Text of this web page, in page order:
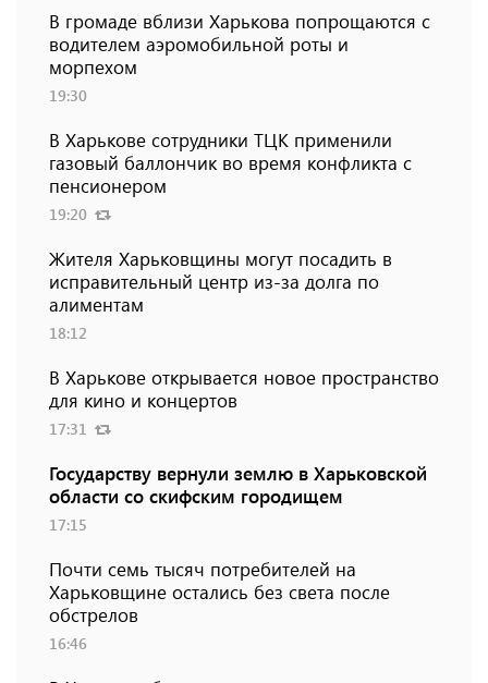
В громаде вблизи Харькова попрощаются с
водителем аэромобильной роты и
морпехом
19:30
В Харькове сотрудники ТЦК применили
газовый баллончик во время конфликта с
пенсионером
19:20
Жителя Харьковщины могут посадить в
исправительный центр из-за долга по
алиментам
18:12
В Харькове открывается новое пространство
для кино и концертов
17:31
Государству вернули землю в Харьковской
области со скифским городищем
17:15
Почти семь тысяч потребителей на
Харьковщине остались без света после
обстрелов
16:46